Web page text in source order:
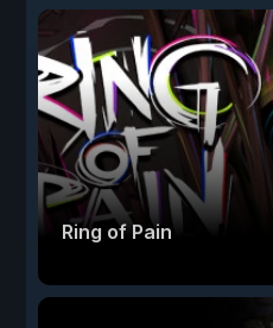
Ring of Pain